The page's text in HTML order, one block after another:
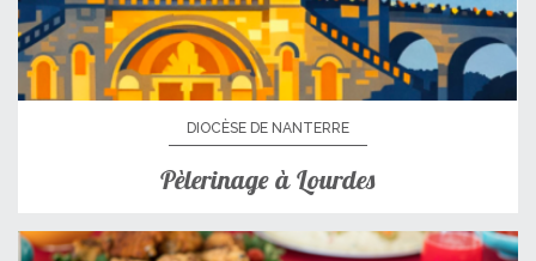
DIOCÈSE DE NANTERRE
Pèlerinage à Lourdes